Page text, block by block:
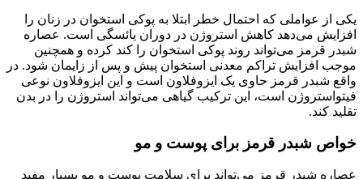
یکی از عواملی که احتمال خطر ابتلا به پوکی استخوان در زنان را
افزایش می‌دهد کاهش استروژن در دوران یائسگی است. عصاره
شبدر قرمز می‌تواند روند پوکی استخوان را کند کرده و همچنین
موجب افزایش تراکم معدنی استخوان پیش و پس از زایمان شود. در
واقع شبدر قرمز حاوی یک ایزوفلاون است و این ایزوفلاون نوعی
فیتواستروژن است، این ترکیب گیاهی می‌تواند استروژن را در بدن
تقلید کند.
خواص شبدر قرمز برای پوست و مو
عصاره شبدر قرمز می‌تواند برای سلامت پوست و مو بسیار مفید